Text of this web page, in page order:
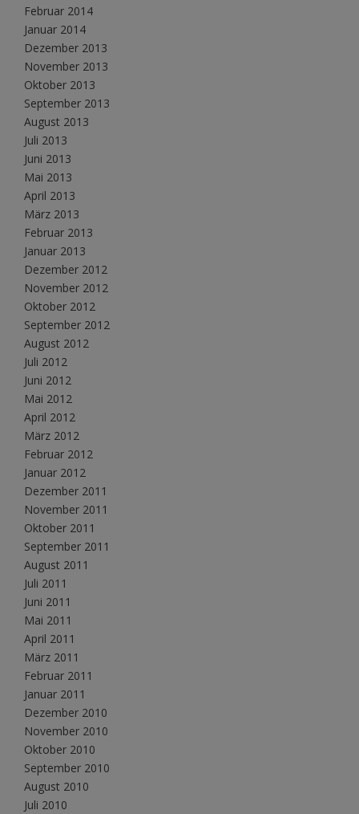
Februar 2014
Januar 2014
Dezember 2013
November 2013
Oktober 2013
September 2013
August 2013
Juli 2013
Juni 2013
Mai 2013
April 2013
März 2013
Februar 2013
Januar 2013
Dezember 2012
November 2012
Oktober 2012
September 2012
August 2012
Juli 2012
Juni 2012
Mai 2012
April 2012
März 2012
Februar 2012
Januar 2012
Dezember 2011
November 2011
Oktober 2011
September 2011
August 2011
Juli 2011
Juni 2011
Mai 2011
April 2011
März 2011
Februar 2011
Januar 2011
Dezember 2010
November 2010
Oktober 2010
September 2010
August 2010
Juli 2010